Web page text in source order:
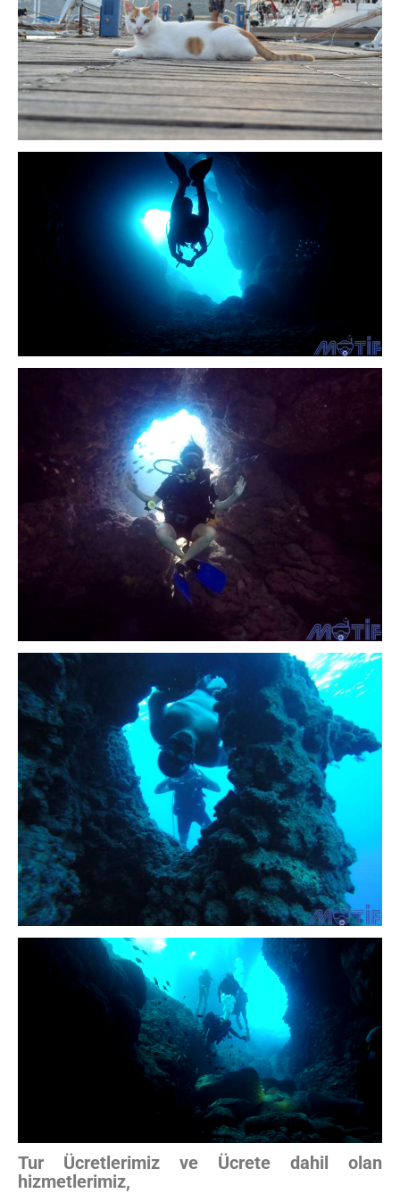
Tur Ücretlerimiz ve Ücrete dahil olan
hizmetlerimiz,